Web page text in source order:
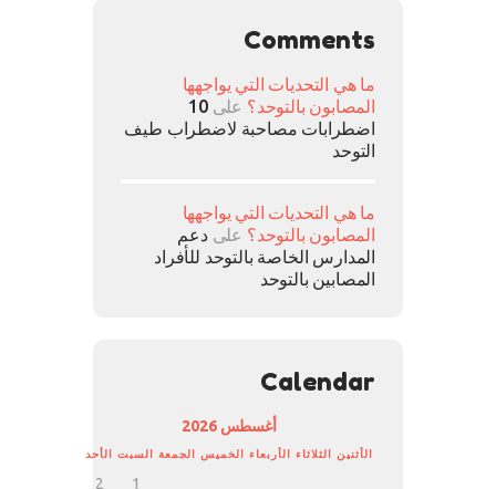
Comments
ما هي التحديات التي يواجهها
المصابون بالتوحد؟ على10
اضطرابات مصاحبة لاضطراب طيف
التوحد
ما هي التحديات التي يواجهها
المصابون بالتوحد؟ علىدعم
المدارس الخاصة بالتوحد للأفراد
المصابين بالتوحد
Calendar
أغسطس 2026
الأثنين الثلاثاء الأربعاء الخميس الجمعة السبت الأحد
1
2